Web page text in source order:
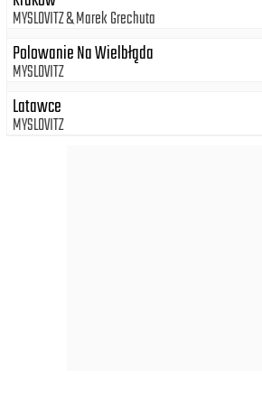
MYSLOVITZ Marek Grechuta
Polowanie Na Wielbłąda
MYSLOVITZ
Latawce
MYSLOVITZ